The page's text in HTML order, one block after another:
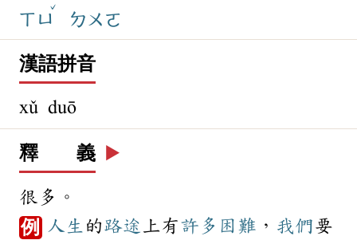
ㄒㄩ
ˇ
ㄉㄨㄛ
漢語拼音
xǔ duō
釋 義 ▶️
很多。
例 人生 的路途 上有許多 困難 ， 我們要